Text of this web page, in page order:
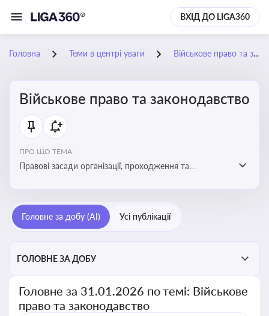
ВХІД ДО LIGA360
Головна Теми в центрі уваги Військове право та законодавство
Військове право та законодавство
ПРО ЩО ТЕМА:
Правові засади організації, проходження та
військовослужбовців у воєнний час
Головне за добу (AI) Усі публікації
ГОЛОВНЕ ЗА ДОБУ
Головне за 31.01.2026 по темі: Військове
право та законодавство